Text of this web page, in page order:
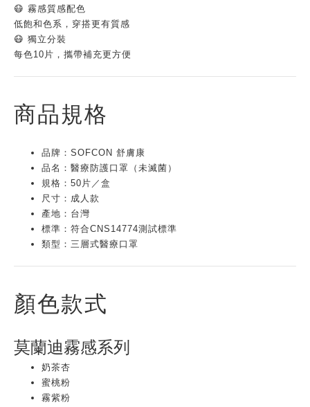
😷 霧感質感配色
低飽和色系，穿搭更有質感
😷 獨立分裝
每色10片，攜帶補充更方便
商品規格
品牌：SOFCON 舒膚康
品名：醫療防護口罩（未滅菌）
規格：50片／盒
尺寸：成人款
產地：台灣
標準：符合CNS14774測試標準
類型：三層式醫療口罩
顏色款式
莫蘭迪霧感系列
奶茶杏
蜜桃粉
霧紫粉